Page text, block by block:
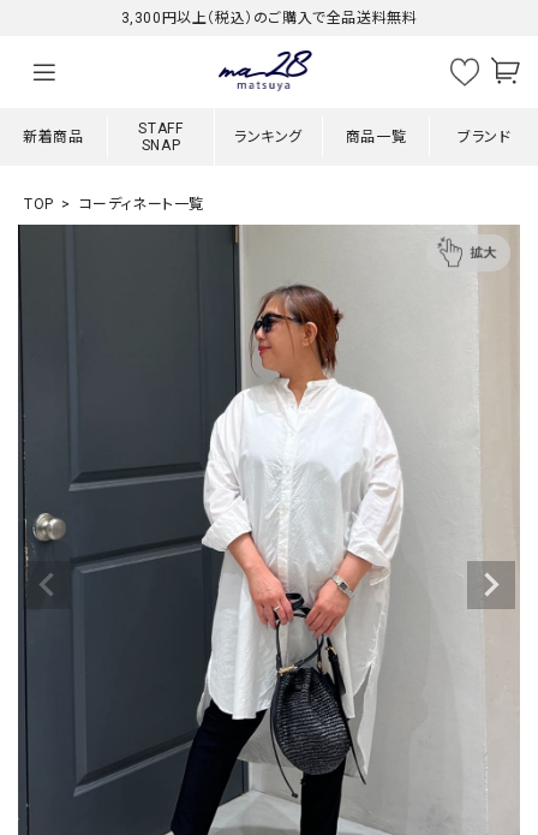
3,300円以上（税込）のご購入で全品送料無料
新着商品
STAFF
SNAP
ランキング 商品一覧 ブランド
TOP コーディネート一覧